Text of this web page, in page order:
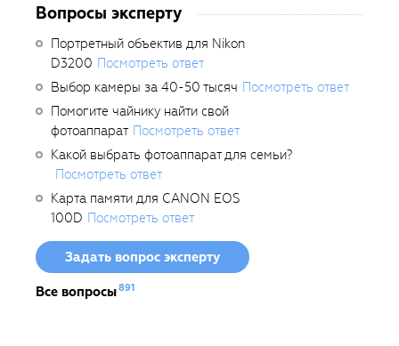
Вопросы эксперту
Портретный объектив для Nikon
D3200 Посмотреть ответ
Выбор камеры за 40-50 тысяч Посмотреть ответ
Помогите чайнику найти свой
фотоаппарат Посмотреть ответ
Какой выбрать фотоаппарат для семьи?
Посмотреть ответ
Карта памяти для CANON EOS
100D Посмотреть ответ
Задать вопрос эксперту
Все вопросы891